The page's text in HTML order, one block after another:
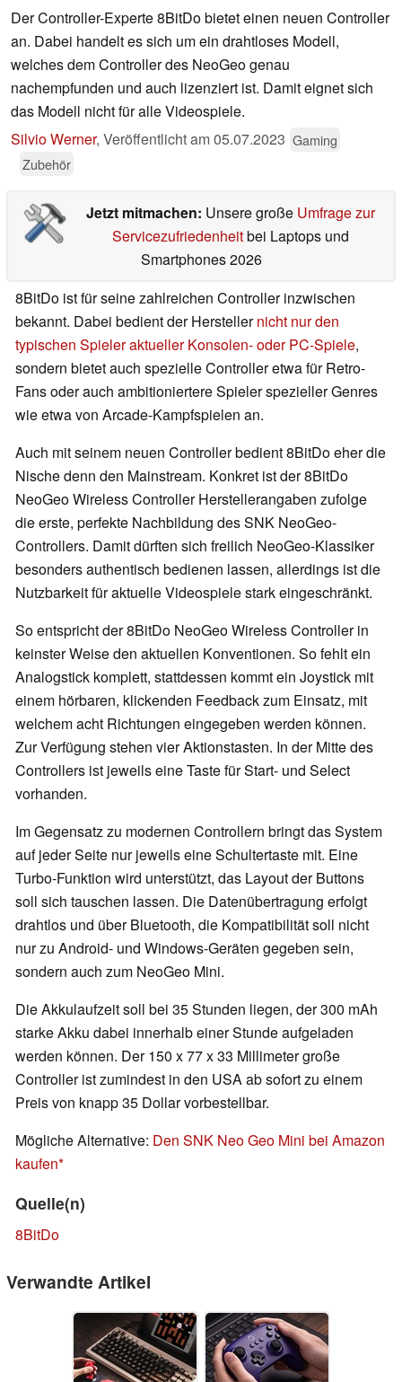
Der Controller-Experte 8BitDo bietet einen neuen Controller
an. Dabei handelt es sich um ein drahtloses Modell,
welches dem Controller des NeoGeo genau
nachempfunden und auch lizenziert ist. Damit eignet sich
das Modell nicht für alle Videospiele.
Silvio Werner, Veröffentlicht am05.07.2023 Gaming
Zubehör
Jetzt mitmachen: Unsere große Umfrage zur
Servicezufriedenheitbei Laptops und
Smartphones 2026
8BitDo ist für seine zahlreichen Controller inzwischen
bekannt. Dabei bedient der Herstellernicht nur den
typischen Spieler aktueller Konsolen- oder PC-Spiele,
sondern bietet auch spezielle Controller etwa für Retro-
Fans oder auch ambitioniertere Spieler spezieller Genres
wie etwa von Arcade-Kampfspielen an.
Auch mit seinem neuen Controller bedient 8BitDo eher die
Nische denn den Mainstream. Konkret ist der 8BitDo
NeoGeo Wireless Controller Herstellerangaben zufolge
die erste, perfekte Nachbildung des SNK NeoGeo-
Controllers. Damit dürften sich freilich NeoGeo-Klassiker
besonders authentisch bedienen lassen, allerdings ist die
Nutzbarkeit für aktuelle Videospiele stark eingeschränkt.
So entspricht der 8BitDo NeoGeo Wireless Controller in
keinster Weise den aktuellen Konventionen. So fehlt ein
Analogstick komplett, stattdessen kommt ein Joystick mit
einem hörbaren, klickenden Feedback zum Einsatz, mit
welchem acht Richtungen eingegeben werden können.
Zur Verfügung stehen vier Aktionstasten. In der Mitte des
Controllers ist jeweils eine Taste für Start- und Select
vorhanden.
Im Gegensatz zu modernen Controllern bringt das System
auf jeder Seite nur jeweils eine Schultertaste mit. Eine
Turbo-Funktion wird unterstützt, das Layout der Buttons
soll sich tauschen lassen. Die Datenübertragung erfolgt
drahtlos und über Bluetooth, die Kompatibilität soll nicht
nur zu Android- und Windows-Geräten gegeben sein,
sondern auch zum NeoGeo Mini.
Die Akkulaufzeit soll bei 35 Stunden liegen, der 300 mAh
starke Akku dabei innerhalb einer Stunde aufgeladen
werden können. Der 150 x 77 x 33 Millimeter große
Controller ist zumindest in den USA ab sofort zu einem
Preis von knapp 35 Dollar vorbestellbar.
Mögliche Alternative: Den SNK Neo Geo Mini bei Amazon
kaufen
Quelle(n)
8BitDo
Verwandte Artikel